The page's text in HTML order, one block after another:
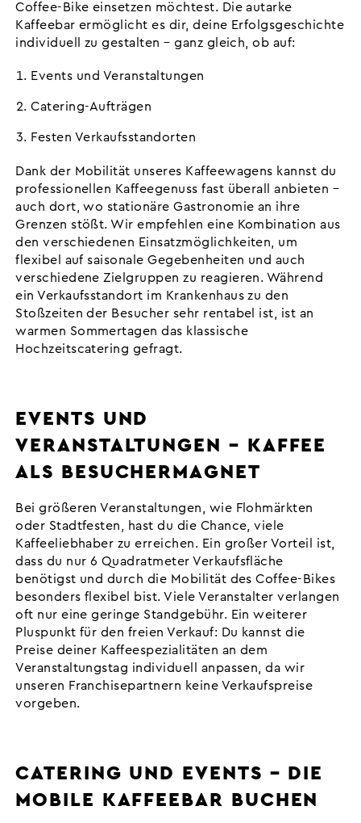
Coffee-Bike einsetzen möchtest. Die autarke
Kaffeebar ermöglicht es dir, deine Erfolgsgeschichte
individuell zu gestalten – ganz gleich, ob auf:
Events und Veranstaltungen
Catering-Aufträgen
Festen Verkaufsstandorten
Dank der Mobilität unseres Kaffeewagens kannst du
professionellen Kaffeegenuss fast überall anbieten –
auch dort, wo stationäre Gastronomie an ihre
Grenzen stößt. Wir empfehlen eine Kombination aus
den verschiedenen Einsatzmöglichkeiten, um
flexibel auf saisonale Gegebenheiten und auch
verschiedene Zielgruppen zu reagieren. Während
ein Verkaufsstandort im Krankenhaus zu den
Stoßzeiten der Besucher sehr rentabel ist, ist an
warmen Sommertagen das klassische
Hochzeitscatering gefragt.
EVENTS UND
VERANSTALTUNGEN – KAFFEE
ALS BESUCHERMAGNET
Bei größeren Veranstaltungen, wie Flohmärkten
oder Stadtfesten, hast du die Chance, viele
Kaffeeliebhaber zu erreichen. Ein großer Vorteil ist,
dass du nur 6 Quadratmeter Verkaufsfläche
benötigst und durch die Mobilität des Coffee-Bikes
besonders flexibel bist. Viele Veranstalter verlangen
oft nur eine geringe Standgebühr. Ein weiterer
Pluspunkt für den freien Verkauf: Du kannst die
Preise deiner Kaffeespezialitäten an dem
Veranstaltungstag individuell anpassen, da wir
unseren Franchisepartnern keine Verkaufspreise
vorgeben.
CATERING UND EVENTS – DIE
MOBILE KAFFEEBAR BUCHEN